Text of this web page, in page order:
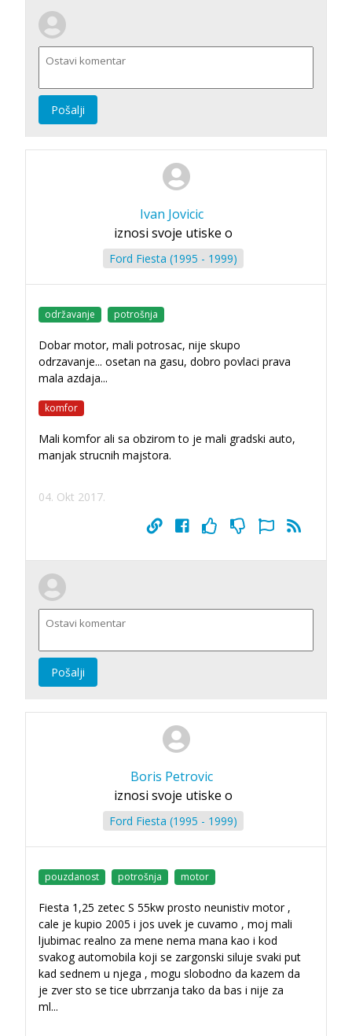
Pošalji
Ivan Jovicic
iznosi svoje utiske o
Ford Fiesta (1995 - 1999)
održavanje potrošnja
Dobar motor, mali potrosac, nije skupo
odrzavanje... osetan na gasu, dobro povlaci prava
mala azdaja...
komfor
Mali komfor ali sa obzirom to je mali gradski auto,
manjak strucnih majstora.
04. Okt 2017.
Pošalji
Boris Petrovic
iznosi svoje utiske o
Ford Fiesta (1995 - 1999)
pouzdanost potrošnja motor
Fiesta 1,25 zetec S 55kw prosto neunistiv motor ,
cale je kupio 2005 i jos uvek je cuvamo , moj mali
ljubimac realno za mene nema mana kao i kod
svakog automobila koji se zargonski siluje svaki put
kad sednem u njega , mogu slobodno da kazem da
je zver sto se tice ubrrzanja tako da bas i nije za
ml...